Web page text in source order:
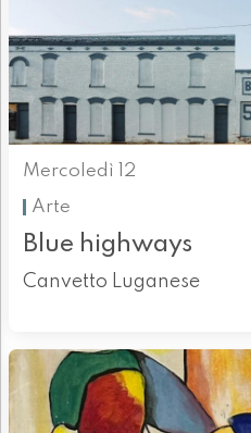
Mercoledì 12
Arte
Blue highways
Canvetto Luganese